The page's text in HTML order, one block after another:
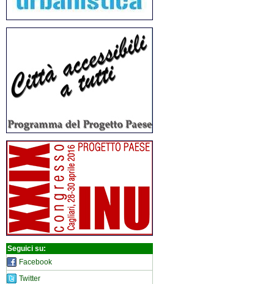
Seguici su:
Facebook
Twitter